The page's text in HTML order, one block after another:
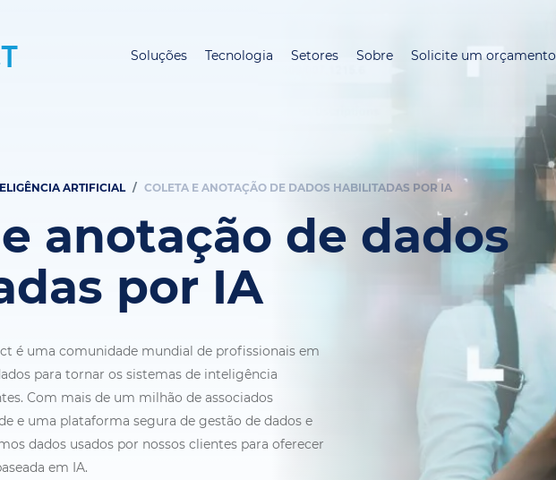
Soluções Tecnologia Setores Sobre Solicite um orçamento
ARTIFICIAL COLETA E ANOTAÇÃO DE DADOS HABILITADAS POR IA
anotação de dados
por IA
é uma comunidade mundial de profissionais em
para tornar os sistemas de inteligência
Com mais de um milhão de associados
e uma plataforma segura de gestão de dados e
dados usados por nossos clientes para oferecer
em IA.